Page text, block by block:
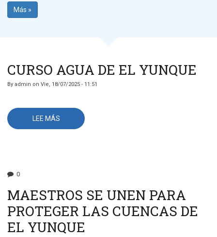
Más »
CURSO AGUA DE EL YUNQUE
By admin on Vie, 18/07/2025 - 11:51
LEE MÁS
CURSO
0
MAESTROS SE UNEN PARA
PROTEGER LAS CUENCAS DE
EL YUNQUE